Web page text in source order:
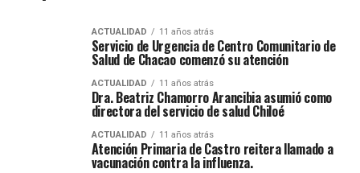
ACTUALIDAD 11 años atrás
Servicio de Urgencia de Centro Comunitario de
Salud de Chacao comenzó su atención
ACTUALIDAD 11 años atrás
Dra. Beatriz Chamorro Arancibia asumió como
directora del servicio de salud Chiloé
ACTUALIDAD 11 años atrás
Atención Primaria de Castro reitera llamado a
vacunación contra la influenza.